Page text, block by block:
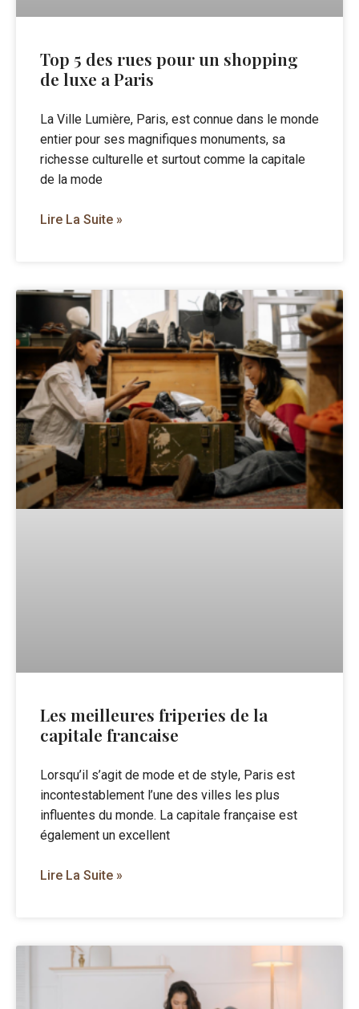
Top 5 des rues pour un shopping
de luxe a Paris
La Ville Lumière, Paris, est connue dans le monde
entier pour ses magnifiques monuments, sa
richesse culturelle et surtout comme la capitale
de la mode
Lire La Suite »
Les meilleures friperies de la
capitale francaise
Lorsqu’il s’agit de mode et de style, Paris est
incontestablement l’une des villes les plus
influentes du monde. La capitale française est
également un excellent
Lire La Suite »